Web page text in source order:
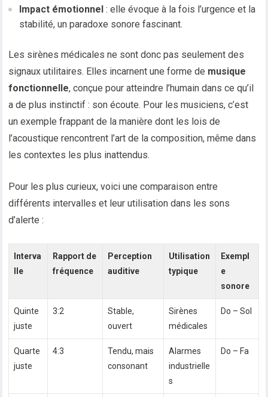
Impact émotionnel : elle évoque à la fois l’urgence et la
stabilité, un paradoxe sonore fascinant.
Les sirènes médicales ne sont donc pas seulement des
signaux utilitaires. Elles incarnent une forme de musique
fonctionnelle, conçue pour atteindre l’humain dans ce qu’il
a de plus instinctif : son écoute. Pour les musiciens, c’est
un exemple frappant de la manière dont les lois de
l’acoustique rencontrent l’art de la composition, même dans
les contextes les plus inattendus.
Pour les plus curieux, voici une comparaison entre
différents intervalles et leur utilisation dans les sons
d’alerte :
Interva
lle
Rapport de
fréquence
Perception
auditive
Utilisation
typique
Exempl
e
sonore
Quinte
juste
3:2
Stable,
ouvert
Sirènes
médicales
Do – Sol
Quarte
juste
4:3
Tendu, mais
consonant
Alarmes
industrielle
s
Do – Fa